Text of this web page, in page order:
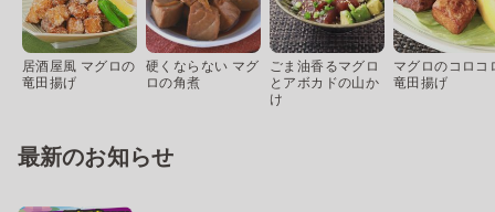
居酒屋風 マグロの
竜田揚げ
硬くならない マグ
ロの角煮
ごま油香るマグロ
とアボカドの山か
け
マグロのコロコ
竜田揚げ
最新のお知らせ